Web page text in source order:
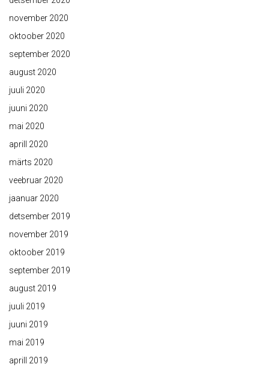
november 2020
oktoober 2020
september 2020
august 2020
juuli 2020
juuni 2020
mai 2020
aprill 2020
märts 2020
veebruar 2020
jaanuar 2020
detsember 2019
november 2019
oktoober 2019
september 2019
august 2019
juuli 2019
juuni 2019
mai 2019
aprill 2019